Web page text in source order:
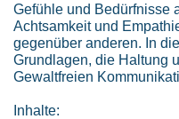
Gefühle und Bedürfnisse
Achtsamkeit und
gegenüber anderen. In
Grundlagen, die Haltung
Gewaltfreien
Inhalte: